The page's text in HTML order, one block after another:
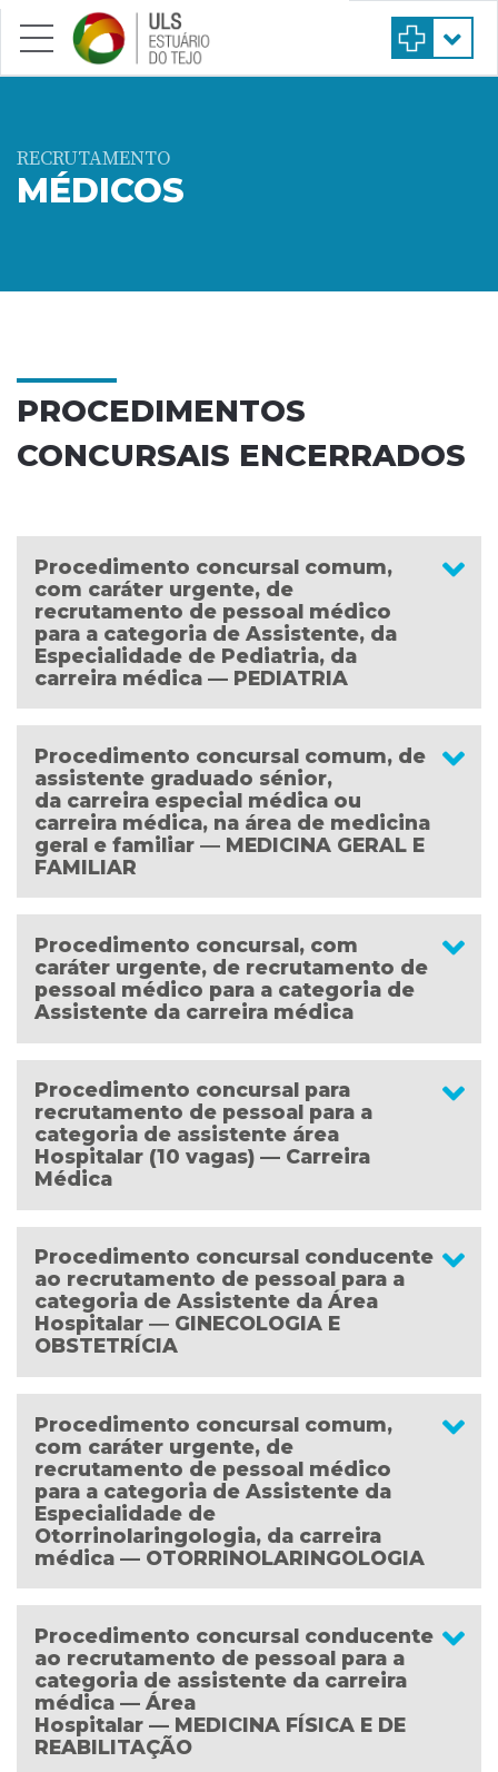
Saltar para conteúdo principal
RECRUTAMENTO
MÉDICOS
PROCEDIMENTOS
CONCURSAIS ENCERRADOS
Procedimento concursal comum,
com caráter urgente, de
recrutamento de pessoal médico
para a categoria de Assistente, da
Especialidade de Pediatria, da
carreira médica — PEDIATRIA
Procedimento concursal comum, de
assistente graduado sénior,
da carreira especial médica ou
carreira médica, na área de medicina
geral e familiar ― MEDICINA GERAL E
FAMILIAR
Procedimento concursal, com
caráter urgente, de recrutamento de
pessoal médico para a categoria de
Assistente da carreira médica
Procedimento concursal para
recrutamento de pessoal para a
categoria de assistente área
Hospitalar (10 vagas) — Carreira
Médica
Procedimento concursal conducente
ao recrutamento de pessoal para a
categoria de Assistente da Área
Hospitalar ― GINECOLOGIA E
OBSTETRÍCIA
Procedimento concursal comum,
com caráter urgente, de
recrutamento de pessoal médico
para a categoria de Assistente da
Especialidade de
Otorrinolaringologia, da carreira
médica — OTORRINOLARINGOLOGIA
Procedimento concursal conducente
ao recrutamento de pessoal para a
categoria de assistente da carreira
médica — Área
Hospitalar — MEDICINA FÍSICA E DE
REABILITAÇÃO